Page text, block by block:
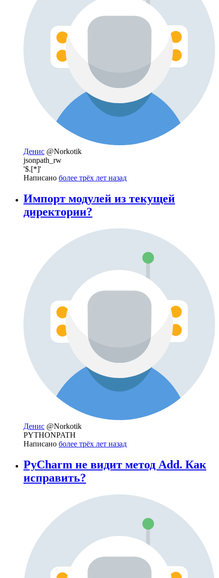
Денис @Norkotik
jsonpath_rw
'$.[*]'
Написано более трёх лет назад
Импорт модулей из текущей
директории?
Денис @Norkotik
PYTHONPATH
Написано более трёх лет назад
РyCharm не видит метод Add. Как
исправить?